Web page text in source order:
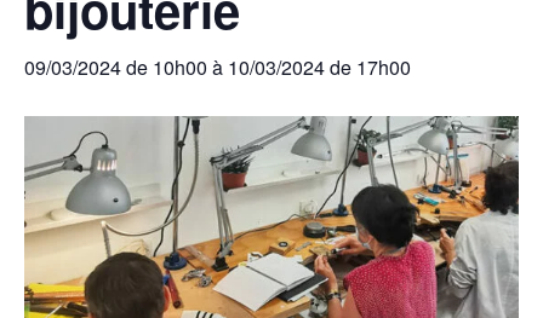
09/03/2024 de 10h00 à 10/03/2024 de 17h00